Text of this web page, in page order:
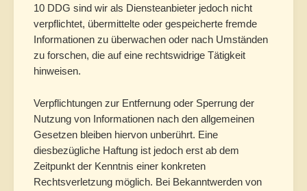
10 DDG sind wir als Diensteanbieter jedoch nicht
verpflichtet, übermittelte oder gespeicherte fremde
Informationen zu überwachen oder nach Umständen
zu forschen, die auf eine rechtswidrige Tätigkeit
hinweisen.
Verpflichtungen zur Entfernung oder Sperrung der
Nutzung von Informationen nach den allgemeinen
Gesetzen bleiben hiervon unberührt. Eine
diesbezügliche Haftung ist jedoch erst ab dem
Zeitpunkt der Kenntnis einer konkreten
Rechtsverletzung möglich. Bei Bekanntwerden von